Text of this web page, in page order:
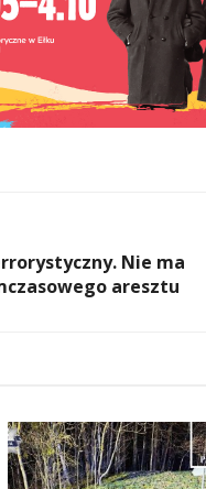
Nie ma
aresztu